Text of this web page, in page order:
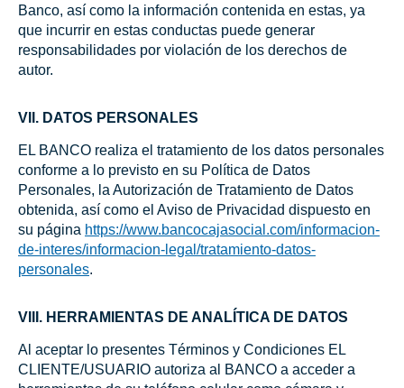
Banco, así como la información contenida en estas, ya
que incurrir en estas conductas puede generar
responsabilidades por violación de los derechos de
autor.
VII. DATOS PERSONALES
EL BANCO realiza el tratamiento de los datos personales
conforme a lo previsto en su Política de Datos
Personales, la Autorización de Tratamiento de Datos
obtenida, así como el Aviso de Privacidad dispuesto en
su página https://www.bancocajasocial.com/informacion-
de-interes/informacion-legal/tratamiento-datos-
personales.
VIII. HERRAMIENTAS DE ANALÍTICA DE DATOS
Al aceptar lo presentes Términos y Condiciones EL
CLIENTE/USUARIO autoriza al BANCO a acceder a